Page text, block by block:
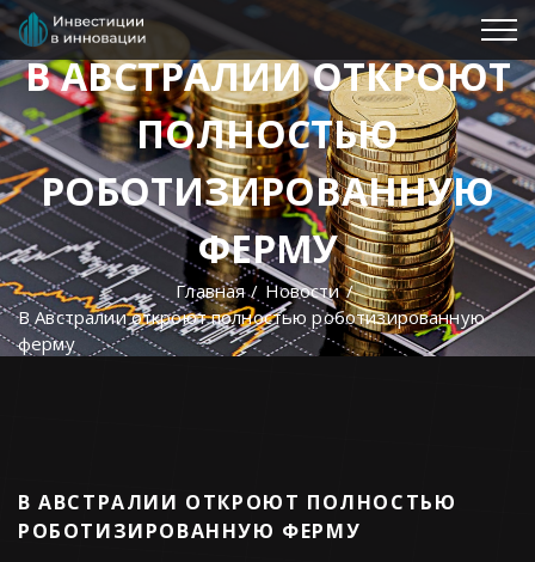
В АВСТРАЛИИ ОТКРОЮТ
ПОЛНОСТЬЮ
РОБОТИЗИРОВАННУЮ
ФЕРМУ
Главная
Новости
В Австралии откроют полностью роботизированную
ферму
В АВСТРАЛИИ ОТКРОЮТ ПОЛНОСТЬЮ
РОБОТИЗИРОВАННУЮ ФЕРМУ